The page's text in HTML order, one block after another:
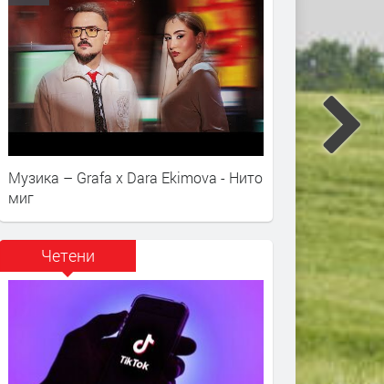
В това британско село разчитат
само на себе си
големия хаос
Музика – Grafa x Dara Ekimova - Нито
миг
Четени